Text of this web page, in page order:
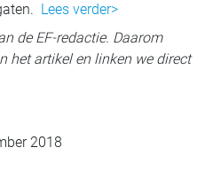
Lees verder>
de EF-redactie. Daarom
het artikel en linken we direct
2018